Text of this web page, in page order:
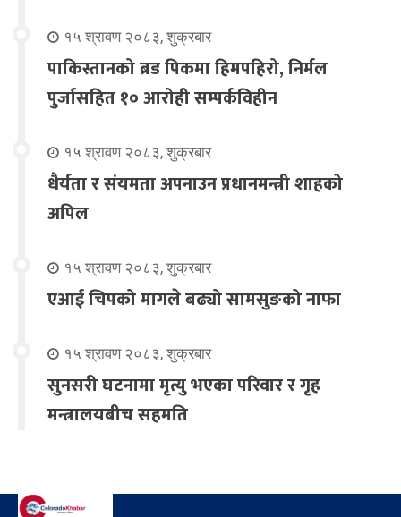
१५ श्रावण २०८३, शुक्रबार
पाकिस्तानको ब्रड पिकमा हिमपहिरो, निर्मल
पुर्जासहित १० आरोही सम्पर्कविहीन
१५ श्रावण २०८३, शुक्रबार
धैर्यता र संयमता अपनाउन प्रधानमन्त्री शाहको
अपिल
१५ श्रावण २०८३, शुक्रबार
एआई चिपको मागले बढ्यो सामसुङको नाफा
१५ श्रावण २०८३, शुक्रबार
सुनसरी घटनामा मृत्यु भएका परिवार र गृह
मन्त्रालयबीच सहमति